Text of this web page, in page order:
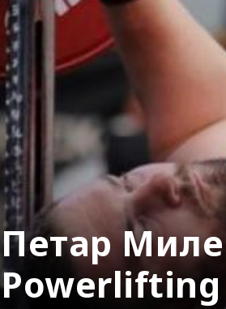
Петар